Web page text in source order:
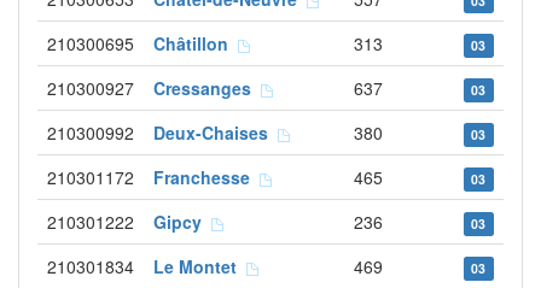
210300695 Châtillon 313 03
210300927 Cressanges 637 03
210300992 Deux-Chaises 380 03
210301172 Franchesse 465 03
210301222 Gipcy 236 03
210301834 Le Montet 469 03